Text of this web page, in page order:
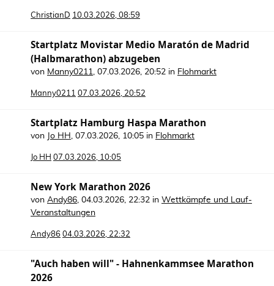
ChristianD 10.03.2026, 08:59
Startplatz Movistar Medio Maratón de Madrid
(Halbmarathon) abzugeben
von Manny0211, 07.03.2026, 20:52 in Flohmarkt
Manny0211 07.03.2026, 20:52
Startplatz Hamburg Haspa Marathon
von Jo HH, 07.03.2026, 10:05 in Flohmarkt
Jo HH 07.03.2026, 10:05
New York Marathon 2026
von Andy86, 04.03.2026, 22:32 in Wettkämpfe und Lauf-
Veranstaltungen
Andy86 04.03.2026, 22:32
"Auch haben will" - Hahnenkammsee Marathon
2026